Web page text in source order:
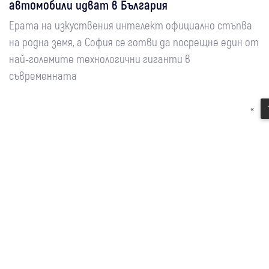
автомобили идват в България
Ерата на изкуствения интелект официално стъпва
на родна земя, а София се готви да посрещне един от
най-големите технологични гиганти в
съвременната
«